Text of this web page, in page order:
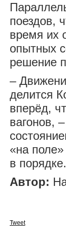
поездов,
время их
опытных
решение
–
делится
вперёд,
вагонов,
«на
в
Автор:
Tweet